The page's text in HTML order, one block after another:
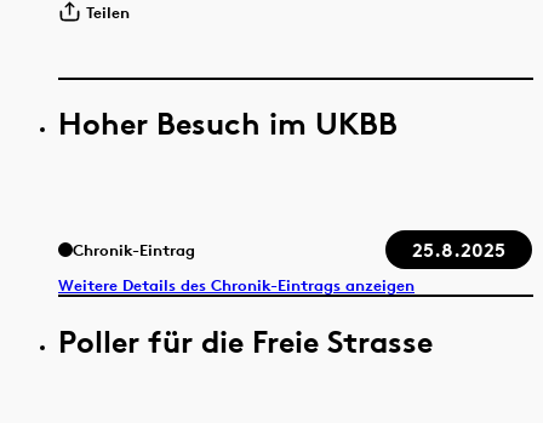
Teilen
Hoher Besuch im UKBB
Chronik-Eintrag 25.8.2025
Weitere Details des Chronik-Eintrags anzeigen
Poller für die Freie Strasse